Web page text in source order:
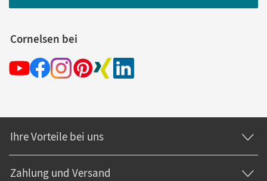
Cornelsen bei
Ihre Vorteile bei uns
Zahlung und Versand